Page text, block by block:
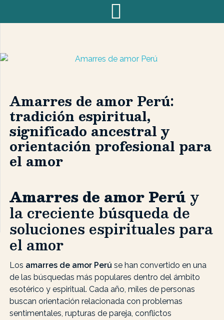
Amarres de amor Perú:
tradición espiritual,
significado ancestral y
orientación profesional para
el amor
Amarres de amor Perú y
la creciente búsqueda de
soluciones espirituales para
el amor
Los amarres de amor Perú se han convertido en una
de las búsquedas más populares dentro del ámbito
esotérico y espiritual. Cada año, miles de personas
buscan orientación relacionada con problemas
sentimentales, rupturas de pareja, conflictos